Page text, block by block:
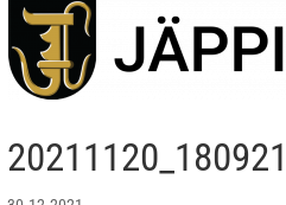
20211120_180921